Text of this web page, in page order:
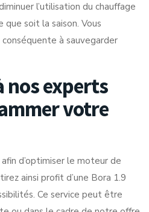
l’utilisation du chauffage
soit la saison. Vous
à sauvegarder
nos experts
votre
d’optimiser le moteur de
ainsi profit d’une Bora 1.9
Ce service peut être